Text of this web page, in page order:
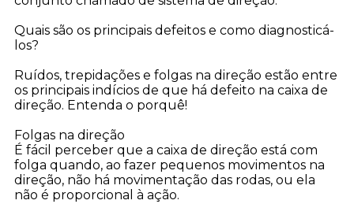
Quais são os principais defeitos e como diagnosticá-
los?
Ruídos, trepidações e folgas na direção estão entre
os principais indícios de que há defeito na caixa de
direção. Entenda o porquê!
Folgas na direção
É fácil perceber que a caixa de direção está com
folga quando, ao fazer pequenos movimentos na
direção, não há movimentação das rodas, ou ela
não é proporcional à ação.